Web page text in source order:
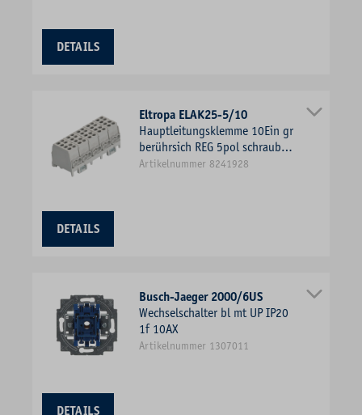
DETAILS
Eltropa ELAK25-5/10
Hauptleitungsklemme 10Ein gr
berührsich REG 5pol schraub
1,5-25qmm/Zu
Artikelnummer 8241928
DETAILS
Busch-Jaeger 2000/6US
Wechselschalter bl mt UP IP20
1f 10AX
Artikelnummer 1307011
DETAILS